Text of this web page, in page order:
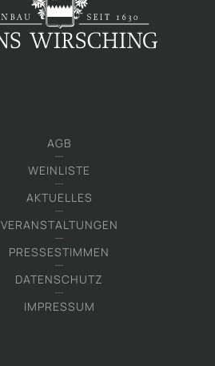
AGB
WEINLISTE
AKTUELLES
VERANSTALTUNGEN
PRESSESTIMMEN
DATENSCHUTZ
IMPRESSUM